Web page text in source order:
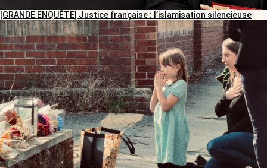
[GRANDE ENQUÊTE] Justice française : l’islamisation silencieuse